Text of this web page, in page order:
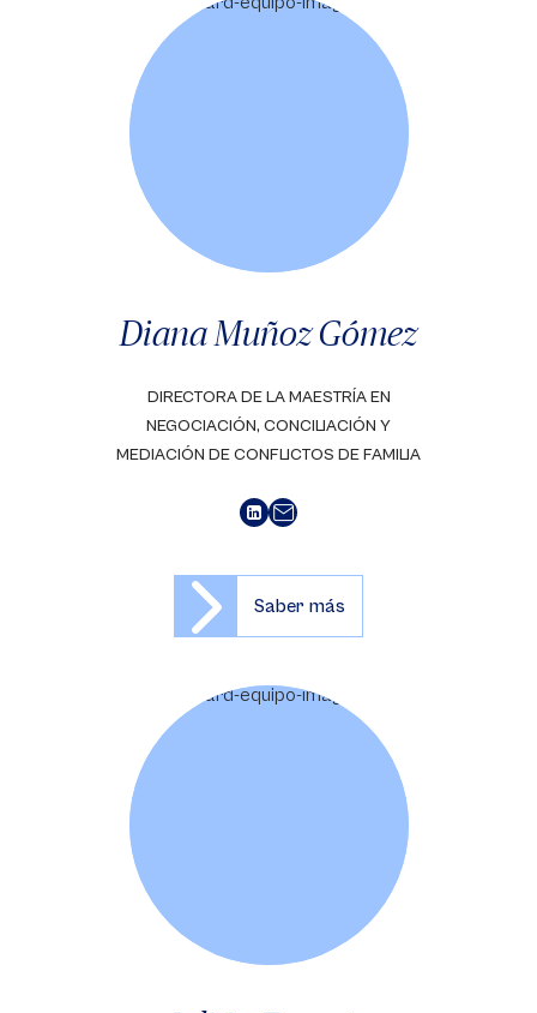
Diana Muñoz Gómez
DIRECTORA DE LA MAESTRÍA EN
NEGOCIACIÓN, CONCILIACIÓN Y
MEDIACIÓN DE CONFLICTOS DE FAMILIA
Saber más